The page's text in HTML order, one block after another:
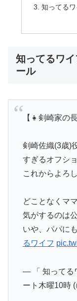
知ってる
知ってるワ
ール
【👧剣崎家の
剣崎佐織(3歳)
すぎるオフシ
これからよろ
どことなくマ
気がするのは
いや、パパに
るワイフ
— 「 知ってる
ート木曜10時